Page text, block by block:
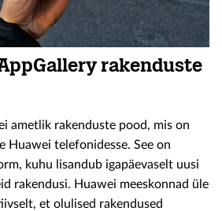
rakenduste
ametlik rakenduste pood, mis on
Huawei telefonidesse. See on
kuhu lisandub igapäevaselt uusi
rakendusi. Huawei meeskonnad üle
et olulised rakendused